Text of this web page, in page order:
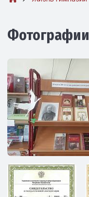
Фотографии